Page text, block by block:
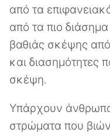
από τα
από τα πιο
βαθιάς σκέψης
και διασημότητες
σκέψη.
Υπάρχουν
στρώματα που